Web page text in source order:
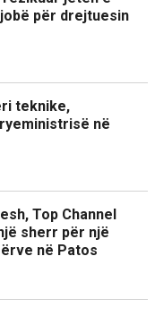
për drejtuesin
teknike,
në
Top Channel
sherr për një
në Patos